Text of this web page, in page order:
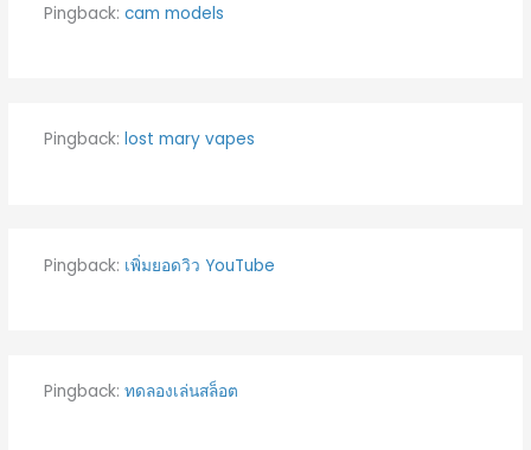
Pingback: cam models
Pingback: lost mary vapes
Pingback: เพิ่มยอดวิว YouTube
Pingback: ทดลองเล่นสล็อต